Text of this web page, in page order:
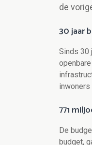
de
30 jaar
Sinds 30
771
De
budget,